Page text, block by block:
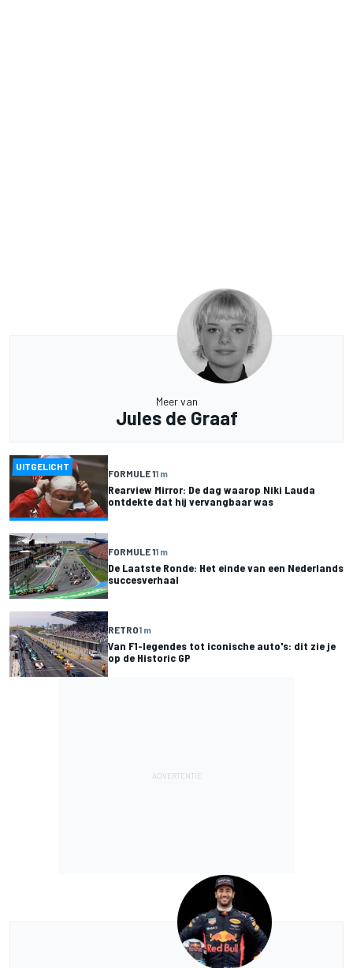
Meer van
Jules de Graaf
UITGELICHT
FORMULE 11 m
Rearview Mirror: De dag waarop Niki Lauda
ontdekte dat hij vervangbaar was
FORMULE 11 m
De Laatste Ronde: Het einde van een Nederlands
succesverhaal
RETRO1 m
Van F1-legendes tot iconische auto's: dit zie je
op de Historic GP